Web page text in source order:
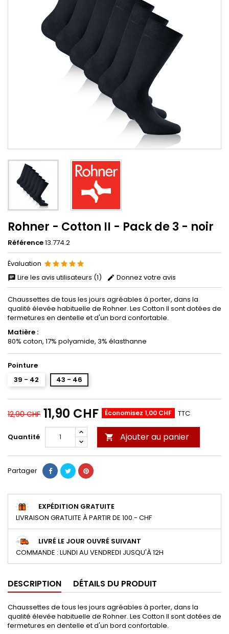
Rohner - Cotton II - Pack de 3 - noir
Référence13.774.2
Évaluation
Lire les avis utilisateurs (1)
Donnez votre avis
Chaussettes de tous les jours agréables à porter, dans la
qualité élevée habituelle de Rohner. Les Cotton II sont dotées de
fermetures en dentelle et d'un bord confortable.
Matière :
80% coton, 17% polyamide, 3% élasthanne
Pointure
39 - 42
43 - 46
12,90 CHF 11,90 CHF Économisez 1,00 CHF TTC
Quantité  Ajouter au panier
Partager
EXPÉDITION GRATUITE
LIVRAISON GRATUITE À PARTIR DE 100.- CHF
LIVRÉ LE JOUR OUVRÉ SUIVANT
COMMANDE : LUNDI AU VENDREDI JUSQU'À 12H
DESCRIPTION DÉTAILS DU PRODUIT
Chaussettes de tous les jours agréables à porter, dans la
qualité élevée habituelle de Rohner. Les Cotton II sont dotées de
fermetures en dentelle et d'un bord confortable.